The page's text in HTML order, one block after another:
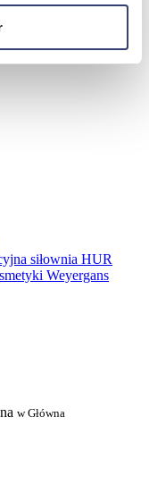
siłownia HUR
Weyergans
w Główna